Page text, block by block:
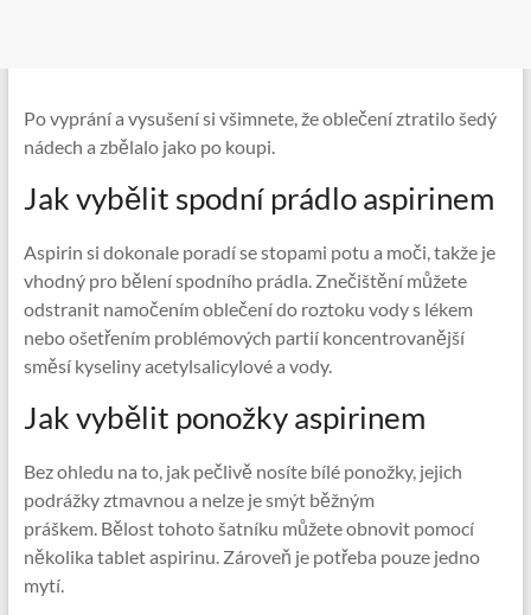
Po vyprání a vysušení si všimnete, že oblečení ztratilo šedý
nádech a zbělalo jako po koupi.
Jak vybělit spodní prádlo aspirinem
Aspirin si dokonale poradí se stopami potu a moči, takže je
vhodný pro bělení spodního prádla. Znečištění můžete
odstranit namočením oblečení do roztoku vody s lékem
nebo ošetřením problémových partií koncentrovanější
směsí kyseliny acetylsalicylové a vody.
Jak vybělit ponožky aspirinem
Bez ohledu na to, jak pečlivě nosíte bílé ponožky, jejich
podrážky ztmavnou a nelze je smýt běžným
práškem. Bělost tohoto šatníku můžete obnovit pomocí
několika tablet aspirinu. Zároveň je potřeba pouze jedno
mytí.